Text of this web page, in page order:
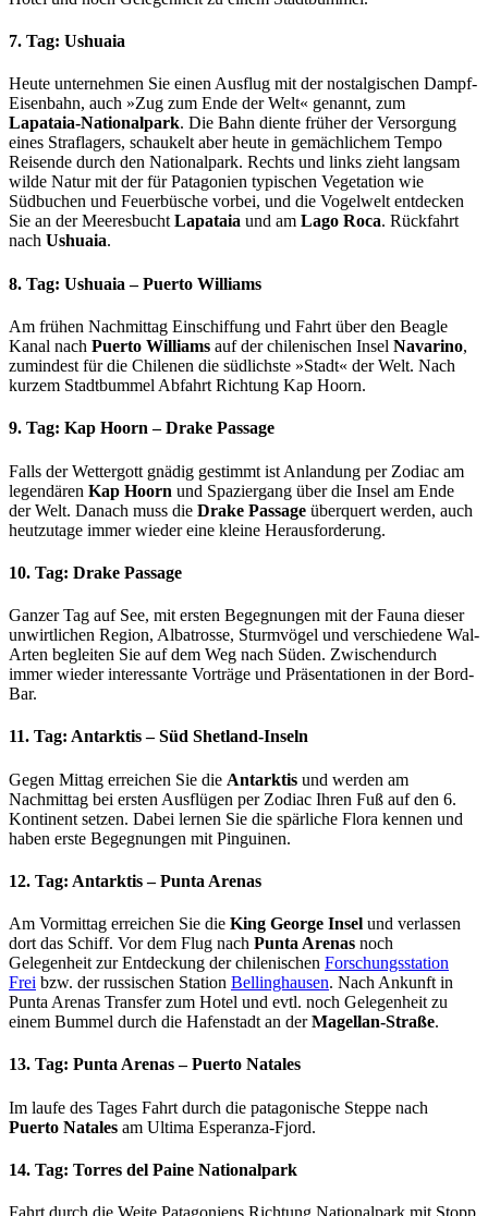
7. Tag: Ushuaia
Heute unternehmen Sie einen Ausflug mit der nostalgischen Dampf-
Eisenbahn, auch »Zug zum Ende der Welt« genannt, zum
Lapataia-Nationalpark. Die Bahn diente früher der Versorgung
eines Straflagers, schaukelt aber heute in gemächlichem Tempo
Reisende durch den Nationalpark. Rechts und links zieht langsam
wilde Natur mit der für Patagonien typischen Vegetation wie
Südbuchen und Feuerbüsche vorbei, und die Vogelwelt entdecken
Sie an der MeeresbuchtLapataia und am Lago Roca. Rückfahrt
nach Ushuaia.
8. Tag: Ushuaia – Puerto Williams
Am frühen Nachmittag Einschiffung und Fahrt über den Beagle
Kanal nach Puerto Williams auf der chilenischen Insel Navarino,
zumindest für die Chilenen die südlichste »Stadt« der Welt. Nach
kurzem Stadtbummel Abfahrt Richtung Kap Hoorn.
9. Tag: Kap Hoorn – Drake Passage
Falls der Wettergott gnädig gestimmt ist Anlandung per Zodiac am
legendären Kap Hoorn und Spaziergang über die Insel am Ende
der Welt. Danach muss die Drake Passage überquert werden, auch
heutzutage immer wieder eine kleine Herausforderung.
10. Tag: Drake Passage
Ganzer Tag auf See, mit ersten Begegnungen mit der Fauna dieser
unwirtlichen Region, Albatrosse, Sturmvögel und verschiedene Wal-
Arten begleiten Sie auf dem Weg nach Süden. Zwischendurch
immer wieder interessante Vorträge und Präsentationen in der Bord-
Bar.
11. Tag: Antarktis – Süd Shetland-Inseln
Gegen Mittag erreichen Sie die Antarktis und werden am
Nachmittag bei ersten Ausflügen per Zodiac Ihren Fuß auf den 6.
Kontinent setzen. Dabei lernen Sie die spärliche Flora kennen und
haben erste Begegnungen mit Pinguinen.
12. Tag: Antarktis – Punta Arenas
Am Vormittag erreichen Sie die King George Insel und verlassen
dort das Schiff. Vor dem Flug nach Punta Arenas noch
Gelegenheit zur Entdeckung der chilenischen Forschungsstation
Frei bzw. der russischen Station Bellinghausen. Nach Ankunft in
Punta Arenas Transfer zum Hotel und evtl. noch Gelegenheit zu
einem Bummel durch die Hafenstadt an derMagellan-Straße.
13. Tag: Punta Arenas – Puerto Natales
Im laufe des Tages Fahrt durch die patagonische Steppe nach
Puerto Natales am Ultima Esperanza-Fjord.
14. Tag: Torres del Paine Nationalpark